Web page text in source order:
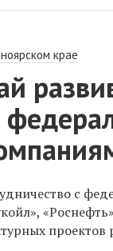
крае
с
проектов